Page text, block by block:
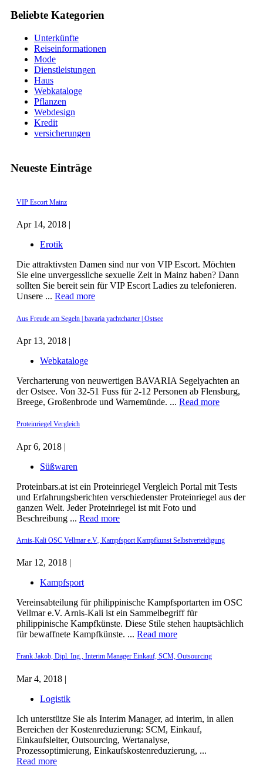
Beliebte Kategorien
Unterkünfte
Reiseinformationen
Mode
Dienstleistungen
Haus
Webkataloge
Pflanzen
Webdesign
Kredit
versicherungen
Neueste Einträge
VIP Escort Mainz
Apr 14, 2018 |
Erotik
Die attraktivsten Damen sind nur von VIP Escort. Möchten
Sie eine unvergessliche sexuelle Zeit in Mainz haben? Dann
sollten Sie bereit sein für VIP Escort Ladies zu telefonieren.
Unsere ... Read more
Aus Freude am Segeln | bavaria yachtcharter | Ostsee
Apr 13, 2018 |
Webkataloge
Vercharterung von neuwertigen BAVARIA Segelyachten an
der Ostsee. Von 32-51 Fuss für 2-12 Personen ab Flensburg,
Breege, Großenbrode und Warnemünde. ... Read more
Proteinriegel Vergleich
Apr 6, 2018 |
Süßwaren
Proteinbars.at ist ein Proteinriegel Vergleich Portal mit Tests
und Erfahrungsberichten verschiedenster Proteinriegel aus der
ganzen Welt. Jeder Proteinriegel ist mit Foto und
Beschreibung ... Read more
Arnis-Kali OSC Vellmar e.V., Kampfsport Kampfkunst Selbstverteidigung
Mar 12, 2018 |
Kampfsport
Vereinsabteilung für philippinische Kampfsportarten im OSC
Vellmar e.V. Arnis-Kali ist ein Sammelbegriff für
philippinische Kampfkünste. Diese Stile stehen hauptsächlich
für bewaffnete Kampfkünste. ... Read more
Frank Jakob, Dipl. Ing., Interim Manager Einkauf, SCM, Outsourcing
Mar 4, 2018 |
Logistik
Ich unterstütze Sie als Interim Manager, ad interim, in allen
Bereichen der Kostenreduzierung: SCM, Einkauf,
Einkaufsleiter, Outsourcing, Wertanalyse,
Prozessoptimierung, Einkaufskostenreduzierung, ...
Read more